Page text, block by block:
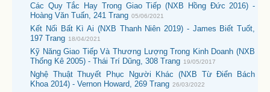
Các Quy Tắc Hay Trong Giao Tiếp (NXB Hồng Đức 2016) -
Hoàng Văn Tuấn, 241 Trang 05/06/2021
Kết Nối Bất Kì Ai (NXB Thanh Niên 2019) - James Biết Tuốt,
197 Trang 18/04/2021
Kỹ Năng Giao Tiếp Và Thương Lượng Trong Kinh Doanh (NXB
Thống Kê 2005) - Thái Trí Dũng, 308 Trang 19/05/2017
Nghệ Thuật Thuyết Phục Người Khác (NXB Từ Điển Bách
Khoa 2014) - Vernon Howard, 269 Trang 26/03/2022